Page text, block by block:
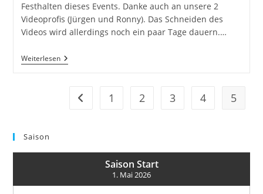
Festhalten dieses Events. Danke auch an unsere 2
Videoprofis (Jürgen und Ronny). Das Schneiden des
Videos wird allerdings noch ein paar Tage dauern.…
WeiterlesenFotos
Vom
2011Zur vorherigen Seite
1 2 3 4 5
Saison
Saison Start
1. Mai 2026